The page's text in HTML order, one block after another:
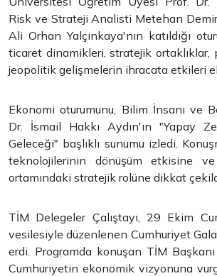
Risk ve Strateji Analisti Metehan
Ali Orhan Yalçınkaya'nın katıldığı
ticaret dinamikleri, stratejik ortaklıklar,
jeopolitik gelişmelerin ihracata etkileri
Ekonomi oturumunu, Bilim İnsanı ve
Dr. İsmail Hakkı Aydın'ın "Yapay
Geleceği" başlıklı sunumu izledi.
teknolojilerinin dönüşüm etkisine
ortamındaki stratejik rolüne dikkat
TİM Delegeler Çalıştayı, 29 Ekim
vesilesiyle düzenlenen Cumhuriyet
erdi. Programda konuşan TİM
Cumhuriyetin ekonomik vizyonuna